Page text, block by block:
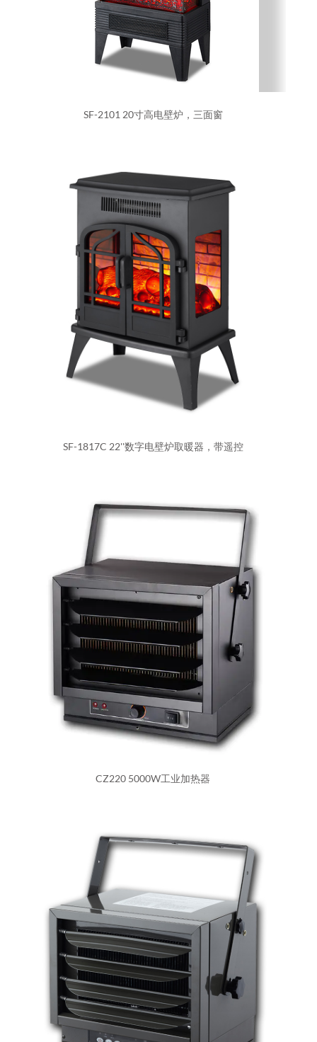
SF-2101 20寸高电壁炉，三面窗
SF-1817C 22''数字电壁炉取暖器，带遥控
CZ220 5000W工业加热器